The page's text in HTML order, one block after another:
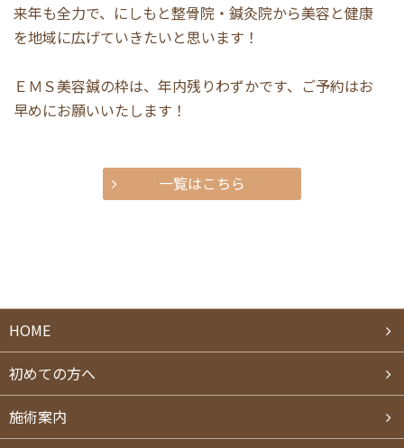
来年も全力で、にしもと整骨院・鍼灸院から美容と健康
を地域に広げていきたいと思います！
ＥＭＳ美容鍼の枠は、年内残りわずかです、ご予約はお
早めにお願いいたします！
一覧はこちら
HOME
初めての方へ
施術案内